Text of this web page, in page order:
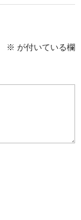
※ が付いている欄